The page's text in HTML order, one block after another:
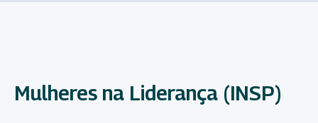
Mulheres na Liderança (INSP)